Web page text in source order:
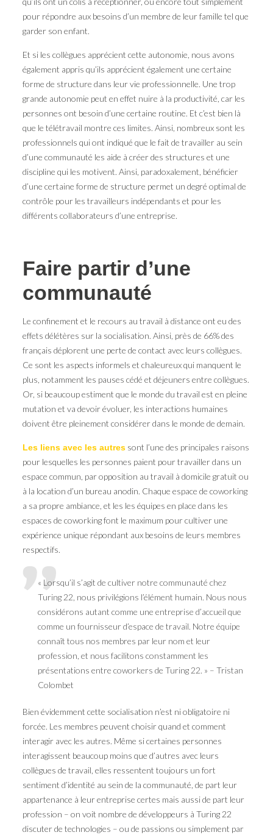
pour répondre aux besoins d’un membre de leur famille tel que
garder son enfant.
Et si les collègues apprécient cette autonomie, nous avons
également appris qu’ils apprécient également une certaine
forme de structure dans leur vie professionnelle. Une trop
grande autonomie peut en effet nuire à la productivité, car les
personnes ont besoin d’une certaine routine. Et c’est bien là
que le télétravail montre ces limites. Ainsi, nombreux sont les
professionnels qui ont indiqué que le fait de travailler au sein
d’une communauté les aide à créer des structures et une
discipline qui les motivent. Ainsi, paradoxalement, bénéficier
d’une certaine forme de structure permet un degré optimal de
contrôle pour les travailleurs indépendants et pour les
différents collaborateurs d’une entreprise.
Faire partir d’une
communauté
Le confinement et le recours au travail à distance ont eu des
effets délétères sur la socialisation. Ainsi, près de 66% des
français déplorent une perte de contact avec leurs collègues.
Ce sont les aspects informels et chaleureux qui manquent le
plus, notamment les pauses cédé et déjeuners entre collègues.
Or, si beaucoup estiment que le monde du travail est en pleine
mutation et va devoir évoluer, les interactions humaines
doivent être pleinement considérer dans le monde de demain.
Les liens avec les autressont l’une des principales raisons
pour lesquelles les personnes paient pour travailler dans un
espace commun, par opposition au travail à domicile gratuit ou
à la location d’un bureau anodin. Chaque espace de coworking
a sa propre ambiance, et les les équipes en place dans les
espaces de coworking font le maximum pour cultiver une
expérience unique répondant aux besoins de leurs membres
respectifs.
« Lorsqu’il s’agit de cultiver notre communauté chez
Turing 22, nous privilégions l’élément humain. Nous nous
considérons autant comme une entreprise d’accueil que
comme un fournisseur d’espace de travail. Notre équipe
connaît tous nos membres par leur nom et leur
profession, et nous facilitons constamment les
présentations entre coworkers de Turing 22. » – Tristan
Colombet
Bien évidemment cette socialisation n’est ni obligatoire ni
forcée. Les membres peuvent choisir quand et comment
interagir avec les autres. Même si certaines personnes
interagissent beaucoup moins que d’autres avec leurs
collègues de travail, elles ressentent toujours un fort
sentiment d’identité au sein de la communauté, de part leur
appartenance à leur entreprise certes mais aussi de part leur
profession – on voit nombre de développeurs à Turing 22
discuter de technologies – ou de passions ou simplement par